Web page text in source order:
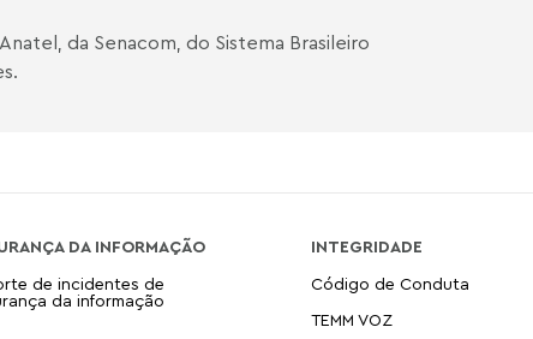
da Senacom, do Sistema Brasileiro
DA INFORMAÇÃO
de incidentes de
da informação
INTEGRIDADE
Código de Conduta
TEMM VOZ